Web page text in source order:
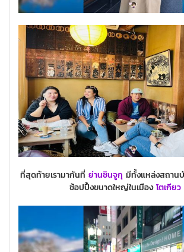
ที่สุดท้ายเรามากันที่ ย่านชินจูกุ มีทั้งแหล่งสถาน
ช้อปปิ้งขนาดใหญ่ในเมืองโตเกียว